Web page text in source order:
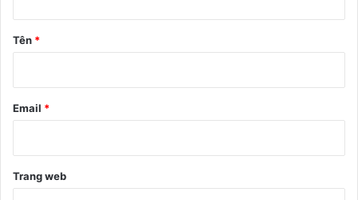
n
Tên *
Email *
Trang web